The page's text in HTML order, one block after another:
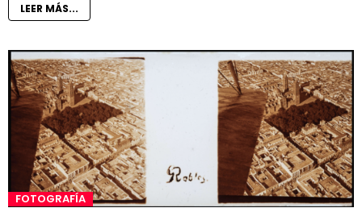
LEER MÁS...
FOTOGRAFÍA